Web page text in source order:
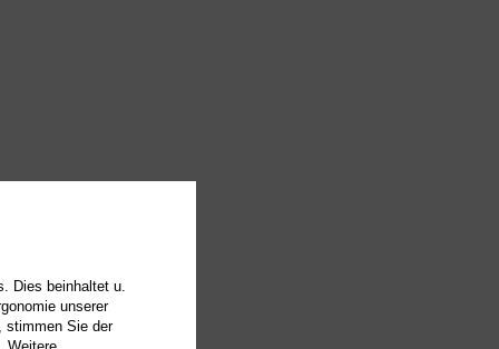
Dies beinhaltet u.
unserer
stimmen Sie der